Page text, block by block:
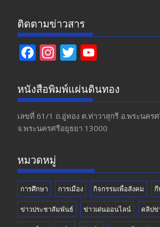
ติดตามข่าวสาร
F
e
b
o
o
In
a
gr
a
m
T
itt
er
u
T
u
b
หนังสือพิมพ์แผ่นดินทอง
เลขที่ 61/1 ถ.อู่ทอง​ ต.​ท่าวาสุกรี​ อ.พระนคร
จ.พระนครศรีอยุธยา 13000
หมวดหมู่
การศึกษา การเมือง กิจกรรมเพื่อสังคม
ข่าวประชาสัมพันธ์ ข่าวเด่นออนไลน์ คลิปข่